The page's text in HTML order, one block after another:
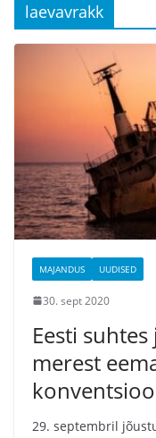
laevavrakk
MAJANDUS UUDISED
30. sept 2020
Eesti
merest
29. septembril